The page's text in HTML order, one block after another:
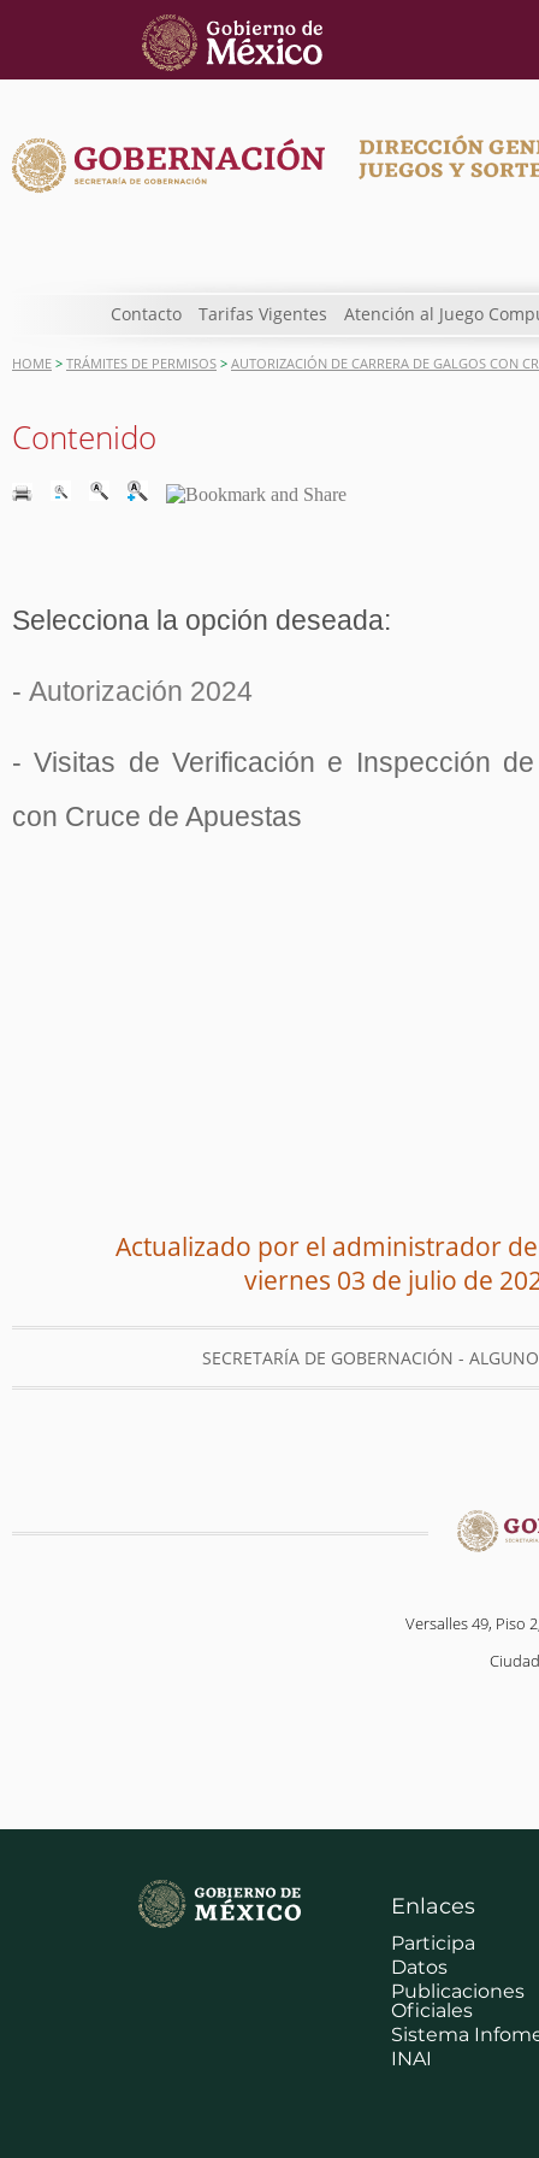
Contacto Tarifas Vigentes Atención al Juego
HOME > TRÁMITES DE PERMISOS > AUTORIZACIÓN DE CARRERA DE GALGOS CON
Contenido
Selecciona la opción deseada:
- Autorización 2024
- Visitas de Verificación e Inspección
con Cruce de Apuestas
Actualizado por el administrador
viernes 03 de julio de
SECRETARÍA DE GOBERNACIÓN -
Versalles 49, Piso